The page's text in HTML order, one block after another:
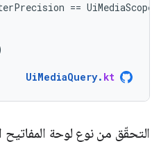
== UiMediaScope
UiMediaQuery. kt
التحقّق من نوع لوحة المفاتيح